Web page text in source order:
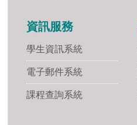
資訊服務
學生資訊系統
電子郵件系統
課程查詢系統